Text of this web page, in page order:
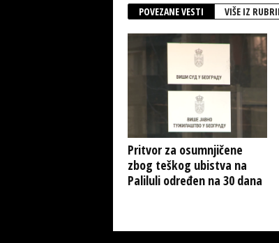
POVEZANE VESTI VIŠE IZ
Pritvor za osumnjičene
zbog teškog ubistva na
Paliluli određen na 30 dana